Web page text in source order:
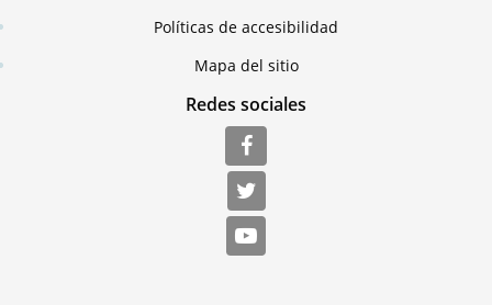
Políticas de accesibilidad
Mapa del sitio
Redes sociales